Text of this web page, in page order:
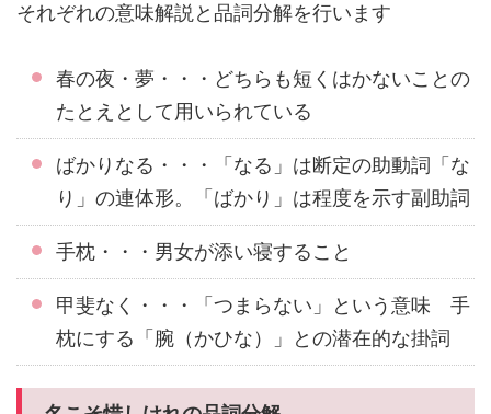
それぞれの意味解説と品詞分解を行います
春の夜・夢・・・どちらも短くはかないことの
たとえとして用いられている
ばかりなる・・・「なる」は断定の助動詞「な
り」の連体形。「ばかり」は程度を示す副助詞
手枕・・・男女が添い寝すること
甲斐なく・・・「つまらない」という意味 手
枕にする「腕（かひな）」との潜在的な掛詞